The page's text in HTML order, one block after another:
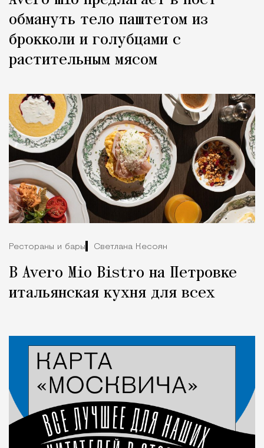
обмануть тело паштетом из
брокколи и голубцами с
растительным мясом
Рестораны и бары Светлана Кесоян
В Avero Mio Bistro на Петровке
итальянская кухня для всех